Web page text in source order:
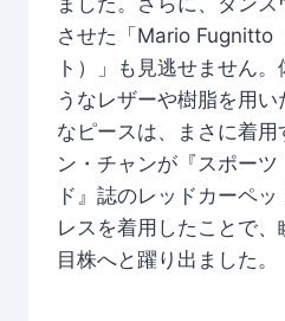
させた「Mario Fugnitto
ト）」も見逃せません
うなレザーや樹脂を用
なピースは、まさに着
ン・チャンが『スポー
ド』誌のレッドカーペ
レスを着用したことで
目株へと躍り出ました。